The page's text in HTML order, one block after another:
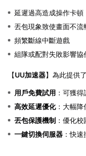
延遲過高造成操作卡頓
丟包現象致使畫面不流
頻繁斷線中斷遊戲
組隊或配對失敗影響協
【UU加速器】為此提供
用戶免費試用 ：可獲
高效延遲優化：大幅降
丟包保護機制 ：優化
一鍵切換伺服器 ：快